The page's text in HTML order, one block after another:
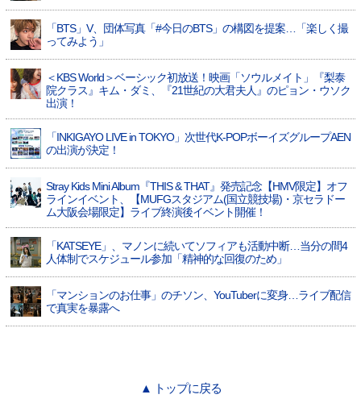
「BTS」V、団体写真「#今日のBTS」の構図を提案…「楽しく撮
ってみよう」
＜KBS World＞ベーシック初放送！映画「ソウルメイト」『梨泰
院クラス』キム・ダミ、『21世紀の大君夫人』のピョン・ウソク
出演！
「INKIGAYO LIVE in TOKYO」次世代K-POPボーイズグループAEN
の出演が決定！
Stray Kids Mini Album『THIS & THAT』発売記念【HMV限定】オフ
ラインイベント、【MUFGスタジアム(国立競技場)・京セラドー
ム大阪会場限定】ライブ終演後イベント開催！
「KATSEYE」、マノンに続いてソフィアも活動中断…当分の間4
人体制でスケジュール参加「精神的な回復のため」
「マンションのお仕事」のチソン、YouTuberに変身…ライブ配信
で真実を暴露へ
▲ トップに戻る